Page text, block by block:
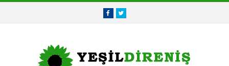
FacebookTwitter